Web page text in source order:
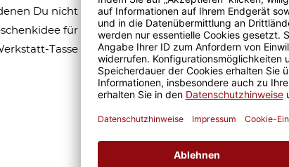
Du nicht weißt, dass Du sie hast - Lustige Tasse
für Freunde und Kollegen. Perfekt auch als
Tasse für den täglichen Kaffeegenuss.